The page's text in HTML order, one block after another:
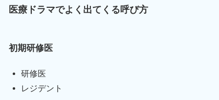
医療ドラマでよく出てくる呼び方
初期研修医
研修医
レジデント